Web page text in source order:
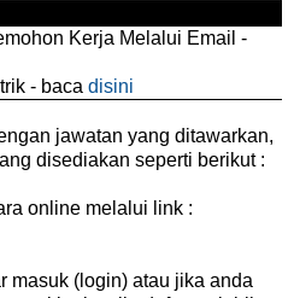
Kerja Melalui Email -
- bacadisini
jawatan yang ditawarkan,
disediakan seperti berikut :
online melalui link :
masuk (login) atau jika anda